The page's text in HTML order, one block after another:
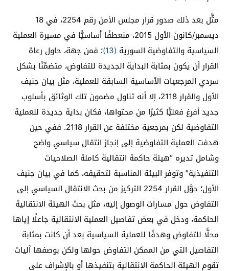
مثَّل بعد ذلك صدور قرار مجلس الأمن رقم 2254، في 18
ديسمبر/كانون الأول 2015، منعطفًا أساسيًّا في مسيرة العملية
السياسية والتفاوضية السورية (13)
؛ فمن جهة، حاول رعاة
القرار أن يكون بمثابة البداية الجديدة للتفاوض، متضمِّنًا بشكل
سردي المرجعيات الأساسية السابقة للعملية، مثل بيان جنيف
الأول والقرار 2118، إلا أنه تناول مضمون تلك الوثائق بأسلوب
جديد أفرغ فعليًّا كثيرًا من محتواها، فكان بداية جديدة للعملية
التفاوضية لكن بمرجعية مختلفة عن القرار 2118. ففي حين
هدفت العملية التفاوضية إلى إنجاز انتقال سياسي واضح
وشامل تديره “هيئة حاكمة انتقالية كاملة الصلاحيات
التنفيذية” وتوفر البيئة المناسبة لتحقيقه، كما في بيان جنيف
الأول؛ حوَّل القرار 2254 التركيز من بحث الانتقال السياسي إلى
التفاوض حول مسارات الوصول إليه، مثل بحث الهيئة الانتقالية
الحاكمة، ودخل في بعض تفاصيل العملية الانتقالية جاعلًا إياها
محلًّا للتفاوض وهدفًا للعملية السياسية بعد أن كانت بمثابة
التفاصيل التي من الممكن التفاوض حولها ولكن بوصفها آليات
تقوم الهيئة الحاكمة الانتقالية بتنفيذها أو بالإشراف على